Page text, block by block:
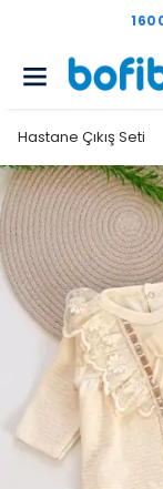
Hastane Çıkış Seti